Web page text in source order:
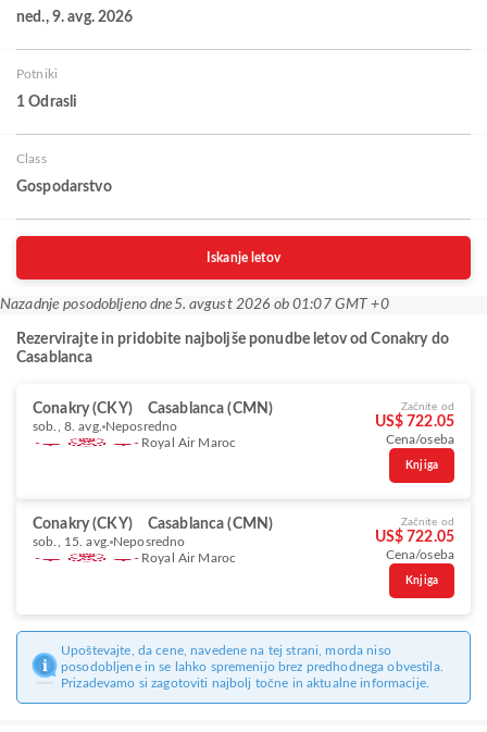
ned., 9. avg. 2026
Potniki
1 Odrasli
Class
Gospodarstvo
Iskanje letov
Nazadnje posodobljeno dne 5. avgust 2026 ob 01:07 GMT +0
Rezervirajte in pridobite najboljše ponudbe letov od Conakry do
Casablanca
Conakry (CKY) Casablanca (CMN)
sob., 8. avg. Neposredno
Royal Air Maroc
Začnite od
US$ 722.05
Cena/oseba
Knjiga
Conakry (CKY) Casablanca (CMN)
sob., 15. avg. Neposredno
Royal Air Maroc
Začnite od
US$ 722.05
Cena/oseba
Knjiga
Upoštevajte, da cene, navedene na tej strani, morda niso
posodobljene in se lahko spremenijo brez predhodnega obvestila.
Prizadevamo si zagotoviti najbolj točne in aktualne informacije.